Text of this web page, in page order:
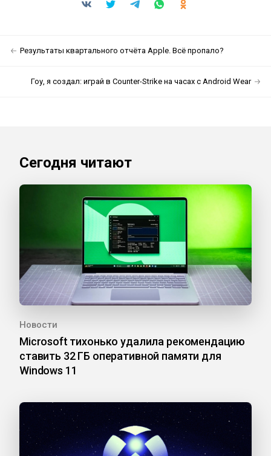
Результаты квартального отчёта Apple. Всё пропало?
Гоу, я создал: играй в Counter-Strike на часах с Android Wear
Сегодня читают
Новости
Microsoft тихонько удалила рекомендацию
ставить 32 ГБ оперативной памяти для
Windows 11